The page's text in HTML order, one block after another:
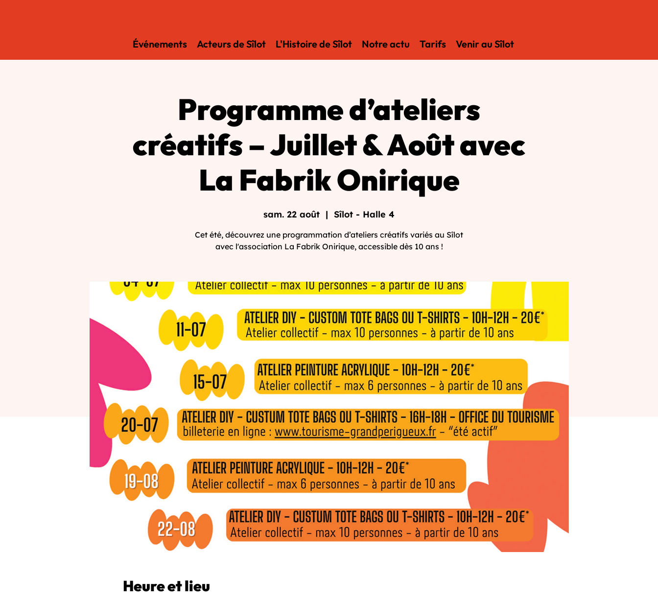
Événements Acteurs de Sîlot L'Histoire de Sîlot Notre actu Tarifs Venir au Sîlot
Programme d’ateliers
créatifs – Juillet & Août avec
La Fabrik Onirique
sam. 22 août
  |
Sîlot - Halle 4
Cet été, découvrez une programmation d’ateliers créatifs variés au Sîlot
avec l'association La Fabrik Onirique, accessible dès 10 ans !
Heure et lieu